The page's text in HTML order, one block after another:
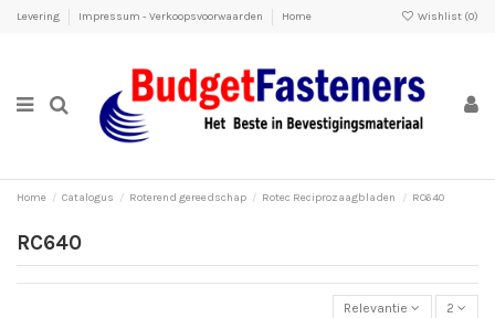
Levering Impressum - Verkoopsvoorwaarden Home Wishlist (0)
Home Catalogus Roterend gereedschap Rotec Reciprozaagbladen RC640
RC640
Relevantie 2